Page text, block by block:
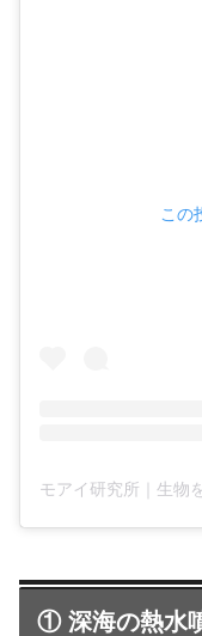
この
① 深海の熱水